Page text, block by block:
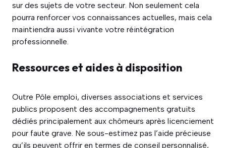
sur des sujets de votre secteur. Non seulement cela
pourra renforcer vos connaissances actuelles, mais cela
maintiendra aussi vivante votre réintégration
professionnelle.
Ressources et aides à disposition
Outre Pôle emploi, diverses associations et services
publics proposent des accompagnements gratuits
dédiés principalement aux chômeurs après licenciement
pour faute grave. Ne sous-estimez pas l’aide précieuse
qu’ils peuvent offrir en termes de conseil personnalisé,